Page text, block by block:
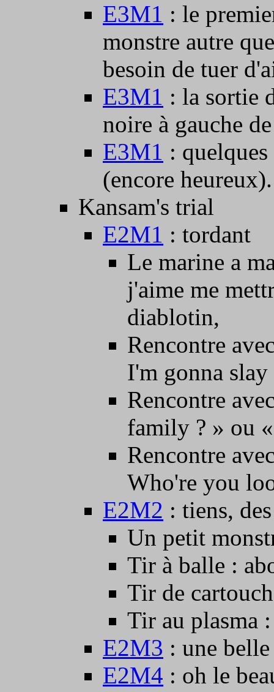
E3M1 : le
monstre autre
besoin de tuer
E3M1 : la sortie
noire à gauche
E3M1 :
(encore heureux).
Kansam's trial
E2M1 : tordant
Le marine a
j'aime me
diablotin,
Rencontre
I'm gonna
Rencontre
family ? » ou
Rencontre
Who're you
E2M2 : tiens,
Un petit
Tir à balle :
Tir de
Tir au plasma
E2M3 : une
E2M4 : oh le